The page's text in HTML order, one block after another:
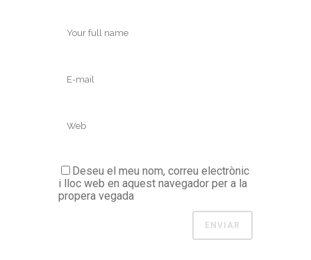
Deseu el meu nom, correu electrònic
i lloc web en aquest navegador per a la
propera vegada